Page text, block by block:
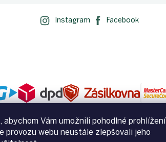
abychom Vám umožnili pohodlné prohlížení
provozu webu neustále zlepšovali jeho
Instagram Facebook